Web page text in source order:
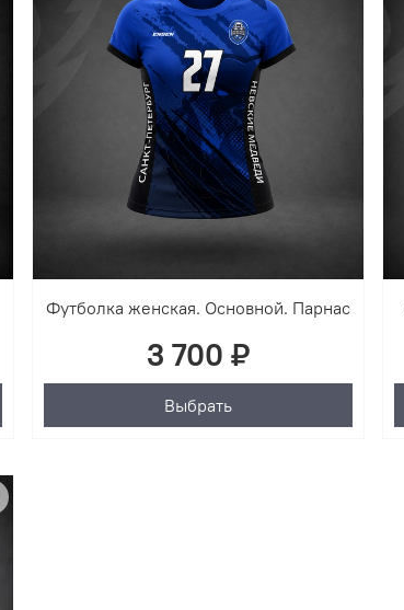
Футболка женская. Основной. Парнас
3 700 ₽
Выбрать